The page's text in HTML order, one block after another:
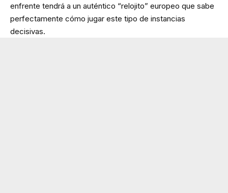
enfrente tendrá a un auténtico “relojito” europeo que sabe
perfectamente cómo jugar este tipo de instancias
decisivas.